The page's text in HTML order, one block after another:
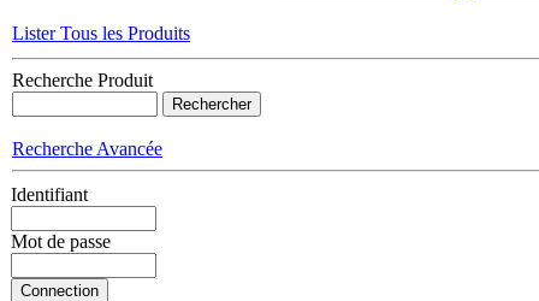
Lister Tous les Produits
Recherche Produit
Recherche Avancée
Identifiant
Mot de passe